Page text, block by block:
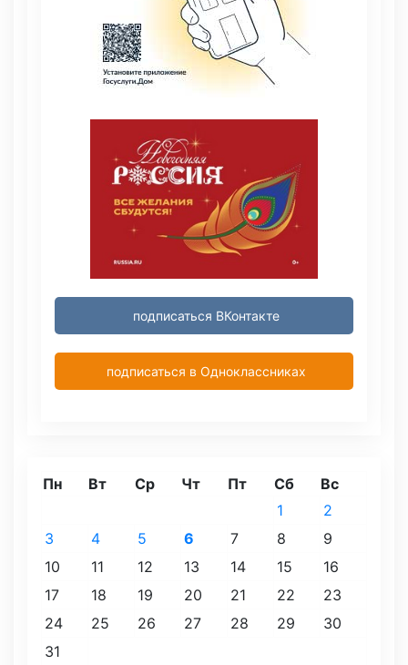
подписаться ВКонтакте
подписаться в Одноклассниках
Пн Вт Ср Чт Пт Сб
Вс
1
2
3
4 5 6 7 8
9
10
11 12 13 14 15
16
17
18 19 20 21 22
23
24
25 26 27 28 29
30
31